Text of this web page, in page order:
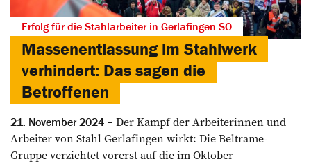
Erfolg für die Stahlarbeiter in Gerlafingen SO
Massenentlassung im Stahlwerk
verhindert: Das sagen die
Betroffenen
21. November 2024
Der Kampf der Arbeiterinnen und
Arbeiter von Stahl Gerlafingen wirkt: Die Beltrame-
Gruppe verzichtet vorerst auf die im Oktober